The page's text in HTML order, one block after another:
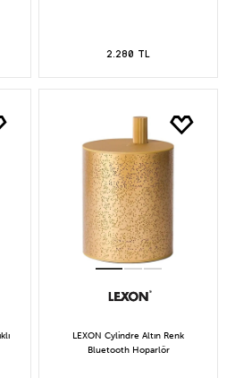
2.280 TL
LEXON Cylindre Altın Renk
Bluetooth Hoparlör